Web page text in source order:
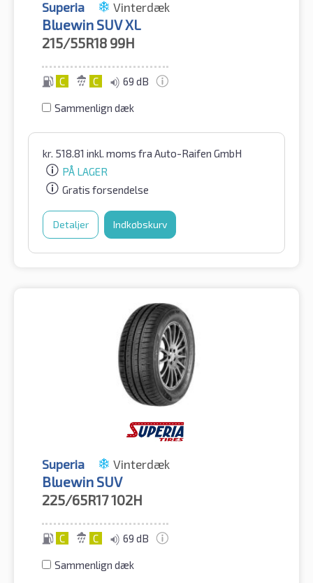
Superia Vinterdæk
Bluewin SUV XL
215/55R18 99H
C C 69 dB
Sammenlign dæk
kr. 518.81 inkl. moms fra Auto-Raifen GmbH
PÅ LAGER
Gratis forsendelse
Detaljer Indkøbskurv
Superia Vinterdæk
Bluewin SUV
225/65R17102H
C C 69 dB
Sammenlign dæk